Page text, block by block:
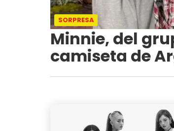
SORPRESA
Minnie, del
camiseta de